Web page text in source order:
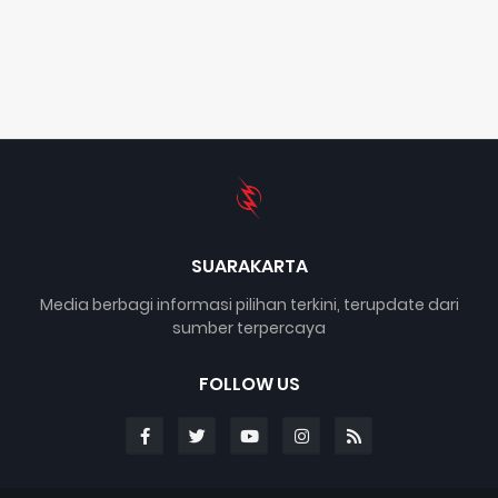
SUARAKARTA
Media berbagi informasi pilihan terkini, terupdate dari
sumber terpercaya
FOLLOW US